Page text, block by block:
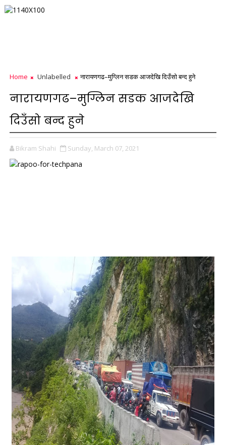
Home Unlabelled नारायणगढ–मुग्लिन सडक आजदेखि दिउँसो बन्द हुने
नारायणगढ–मुग्लिन सडक आजदेखि
दिउँसो बन्द हुने
Bikram Shahi Sunday, March 07, 2021